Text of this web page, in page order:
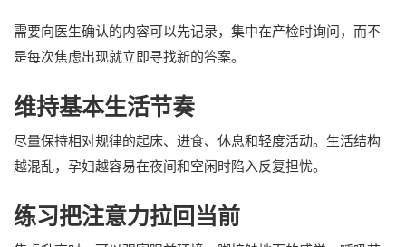
需要向医生确认的内容可以先记录，集中在产检时询问，而不
是每次焦虑出现就立即寻找新的答案。
维持基本生活节奏
尽量保持相对规律的起床、进食、休息和轻度活动。生活结构
越混乱，孕妇越容易在夜间和空闲时陷入反复担忧。
练习把注意力拉回当前